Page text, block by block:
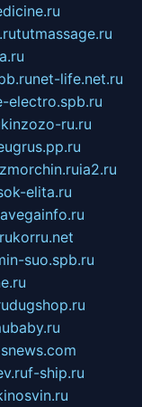
tutmassage.ru
net-life.net.ru
electro.spb.ru
kinzozo-ru.ru
ia2.ru
elita.ru
avegainfo.ru
korru.net
suo.spb.ru
dugshop.ru
f-ship.ru